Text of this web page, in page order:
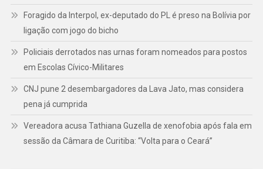
Foragido da Interpol, ex-deputado do PL é preso na Bolívia por
ligação com jogo do bicho
Policiais derrotados nas urnas foram nomeados para postos
em Escolas Cívico-Militares
CNJ pune 2 desembargadores da Lava Jato, mas considera
pena já cumprida
Vereadora acusa Tathiana Guzella de xenofobia após fala em
sessão da Câmara de Curitiba: “Volta para o Ceará”